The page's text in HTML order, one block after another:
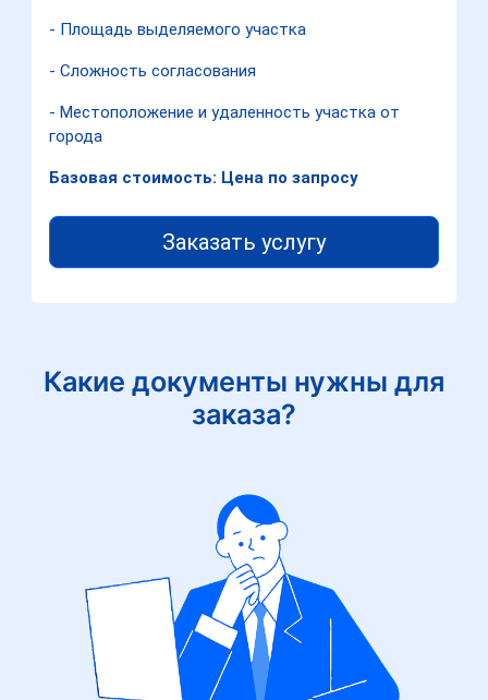
- Площадь выделяемого участка
- Сложность согласования
- Местоположение и удаленность участка от
города
Базовая стоимость: Цена по запросу
Заказать услугу
Какие документы нужны для
заказа?